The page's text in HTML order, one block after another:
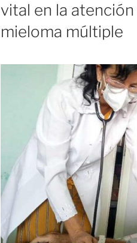
vital en la
mieloma múltiple